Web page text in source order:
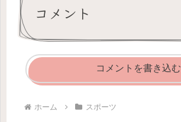
コメント
コメントを書き込む
ホーム スポーツ